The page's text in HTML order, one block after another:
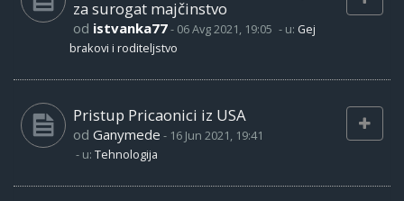
za surogat majčinstvo
od istvanka77- 06 Avg 2021, 19:05 - u: Gej
brakovi i roditeljstvo
Pristup Pricaonici iz USA
od Ganymede - 16 Jun 2021, 19:41
- u: Tehnologija